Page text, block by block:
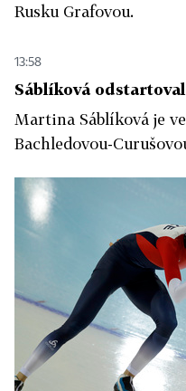
Rusku Grafovou.
13:58
Sáblíková
Martina Sáblíková je
Bachledovou-